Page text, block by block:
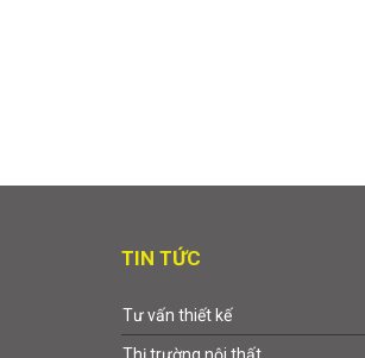
TIN TỨC
Tư vấn thiết kế
Thị trường nội thất